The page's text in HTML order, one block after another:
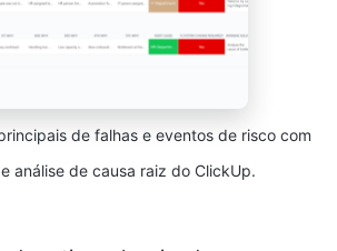
de falhas e eventos de risco com
análise de causa raiz do ClickUp.